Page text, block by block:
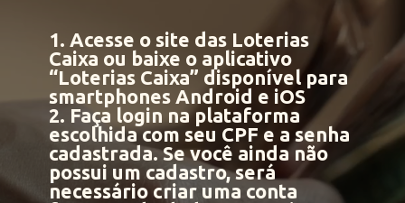
1. Acesse o site das Loterias
Caixa ou baixe o aplicativo
“Loterias Caixa” disponível para
smartphones Android e iOS
2. Faça login na plataforma
escolhida com seu CPF e a senha
cadastrada. Se você ainda não
possui um cadastro, será
necessário criar uma conta